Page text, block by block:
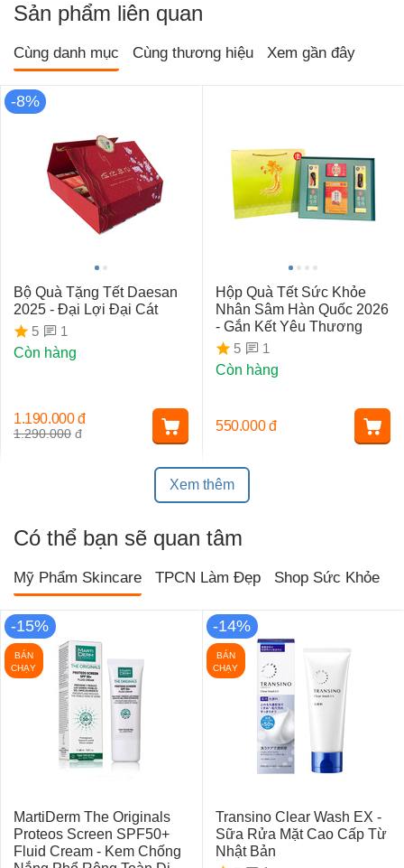
Sản phẩm liên quan
Cùng danh mục Cùng thương hiệu Xem gần đây
-8%
Bộ Quà Tặng Tết Daesan
2025 - Đại Lợi Đại Cát
5
1
Còn hàng
1.290.000 đ
1.190.000 đ
Hộp Quà Tết Sức Khỏe
Nhân Sâm Hàn Quốc 2026
- Gắn Kết Yêu Thương
5
1
Còn hàng
550.000 đ
Xem thêm
Có thể bạn sẽ quan tâm
Mỹ Phẩm Skincare TPCN Làm Đẹp Shop Sức Khỏe
-15%
BÁN
CHẠY
MartiDerm The Originals
Proteos Screen SPF50+
Fluid Cream - Kem Chống
-14%
BÁN
CHẠY
Transino Clear Wash EX -
Sữa Rửa Mặt Cao Cấp Từ
Nhật Bản